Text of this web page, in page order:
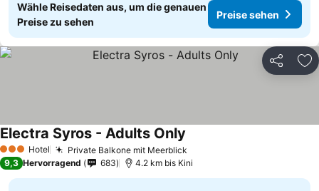
Wähle Reisedaten aus, um die genauen
Preise zu sehen
Preise sehen
Teilen
3 SterneHotel Private Balkone mit Meerblick
Electra Syros - Adults Only
9,3 Hervorragend 683 4.2 km bis Kini